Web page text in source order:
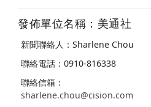
發佈單位名稱：美通社
新聞聯絡人：Sharlene Chou
聯絡電話：0910-816338
聯絡信箱：
sharlene.chou@cision.com